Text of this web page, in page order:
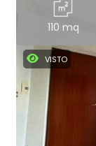
110 mq
VISTO